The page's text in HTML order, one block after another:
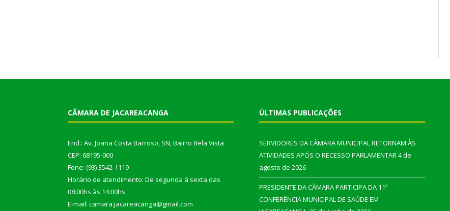
CÂMARA DE JACAREACANGA
End.: Av. Joana Costa Barroso, SN, Bairro Bela Vista
CEP: 68195-000
Fone: (93) 3542-1119
Horário de atendimento: De segunda à sexta das
08:00hs às 14:00hs
E-mail: camara.jacareacanga@gmail.com
ÚLTIMAS PUBLICAÇÕES
SERVIDORES DA CÂMARA MUNICIPAL RETORNAM ÀS
ATIVIDADES APÓS O RECESSO PARLAMENTAR4 de
agosto de 2026
PRESIDENTE DA CÂMARA PARTICIPA DA 11ª
CONFERÊNCIA MUNICIPAL DE SAÚDE EM